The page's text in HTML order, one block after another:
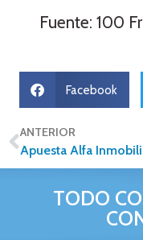
Fuente: 100
Facebook
ANTERIOR
TODO